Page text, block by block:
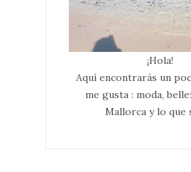
¡Hola!
Aquí encontrarás un
me gusta : moda,
Mallorca y lo que